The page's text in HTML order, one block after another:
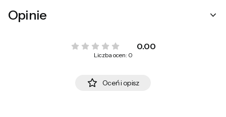
Opinie
0.00
Liczba ocen: 0
Oceń i opisz